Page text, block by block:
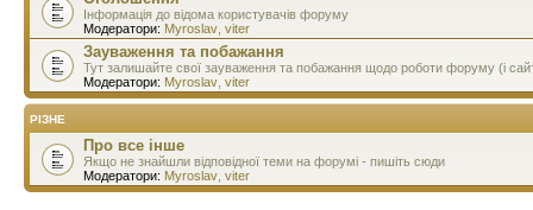
Інформація до відома користувачів форуму
Модератори: Myroslav viter
Зауваження та побажання
Тут залишайте свої зауваження та побажання щодо роботи форуму (і
Модератори: Myroslav viter
РІЗНЕ
Про все інше
Якщо не знайшли відповідної теми на форумі - пишіть сюди
Модератори: Myroslav viter